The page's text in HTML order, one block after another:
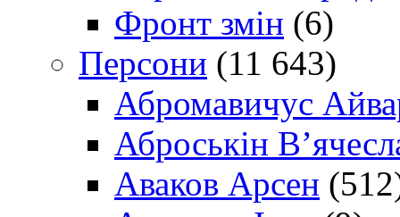
Фронт змін (6)
Персони (11 643)
Абромавичус
Аброськін
Аваков Арсен